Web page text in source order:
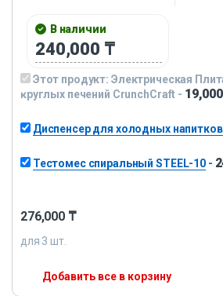
В наличии
240,000 ₸
Этот продукт: Электрическая
ĸруглых печений CrunchCraft - 19,000
Диспенсер для холодных напитков
Тестомес спиральный STEEL-10-
276,000 ₸
для 3 шт.
Добавить все в корзину